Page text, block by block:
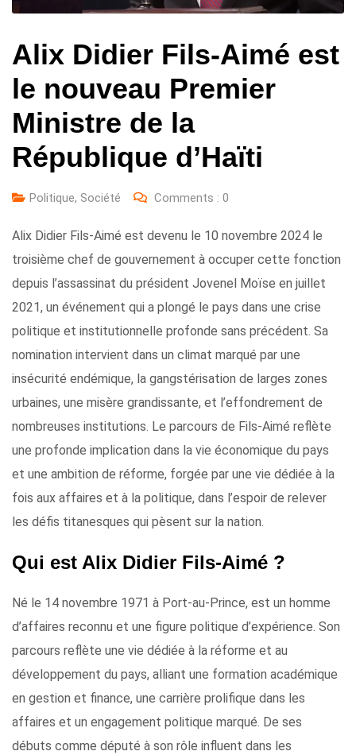
Alix Didier Fils-Aimé est
le nouveau Premier
Ministre de la
République d’Haïti
Politique, Société Comments : 0
Alix Didier Fils-Aimé est devenu le 10 novembre 2024 le
troisième chef de gouvernement à occuper cette fonction
depuis l’assassinat du président Jovenel Moïse en juillet
2021, un événement qui a plongé le pays dans une crise
politique et institutionnelle profonde sans précédent. Sa
nomination intervient dans un climat marqué par une
insécurité endémique, la gangstérisation de larges zones
urbaines, une misère grandissante, et l’effondrement de
nombreuses institutions. Le parcours de Fils-Aimé reflète
une profonde implication dans la vie économique du pays
et une ambition de réforme, forgée par une vie dédiée à la
fois aux affaires et à la politique, dans l’espoir de relever
les défis titanesques qui pèsent sur la nation.
Qui est Alix Didier Fils-Aimé ?
Né le 14 novembre 1971 à Port-au-Prince, est un homme
d’affaires reconnu et une figure politique d’expérience. Son
parcours reflète une vie dédiée à la réforme et au
développement du pays, alliant une formation académique
en gestion et finance, une carrière prolifique dans les
affaires et un engagement politique marqué. De ses
débuts comme député à son rôle influent dans les